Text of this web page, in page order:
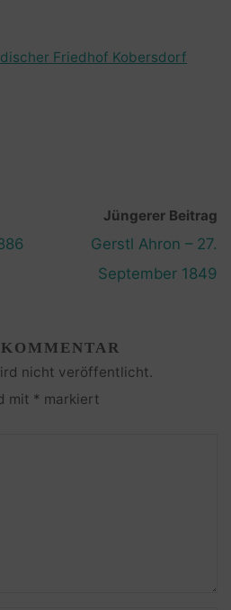
Friedhof Kobersdorf
Jüngerer Beitrag
Gerstl Ahron – 27.
September 1849
nicht veröffentlicht.
mit * markiert